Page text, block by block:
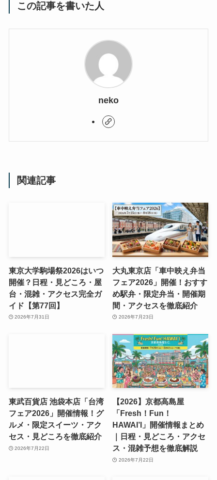
この記事を書いた人
neko
関連記事
東京大学駒場祭2026はいつ
開催？日程・見どころ・屋
台・混雑・アクセス完全ガ
イド【第77回】
2026年7月31日
大丸東京店「車中映え弁当
フェア2026」開催！おすす
め駅弁・限定弁当・開催期
間・アクセスを徹底紹介
2026年7月23日
東武百貨店 池袋本店「台湾
フェア2026」開催情報！グ
ルメ・限定スイーツ・アク
セス・見どころを徹底紹介
2026年7月22日
【2026】京都高島屋
「Fresh！Fun！
HAWAI’I」開催情報まとめ
｜日程・見どころ・アクセ
ス・混雑予想を徹底解説
2026年7月22日